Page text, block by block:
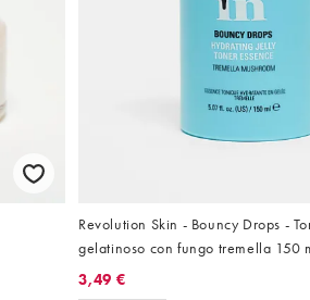
Revolution Skin - Bouncy Drops -
gelatinoso con fungo tremella 150
3,49 €